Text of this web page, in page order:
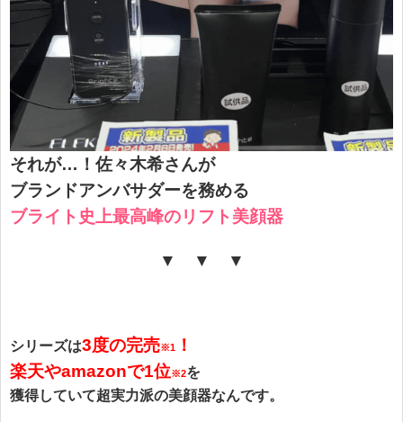
それが…！ 佐々木希さんが
ブランドアンバサダーを務める
ブライト史上最高峰のリフト美顔器
▼ ▼ ▼
シリーズは3度の完売※1
！
楽天やamazonで1位※2を
獲得していて超実力派の美顔器なんです。